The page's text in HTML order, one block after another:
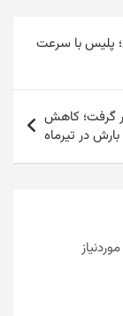
n
er
p
در تالش؛ پلیس با سرعت
گرفت؛ کاهش
در تیرماه